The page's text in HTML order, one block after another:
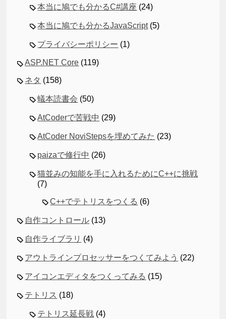
本当に鳩でも分かるC#講座 (24)
本当に鳩でも分かるJavaScript(5)
プライバシーポリシー (1)
ASP.NET Core (119)
ネタ (158)
蟻本読書会 (50)
AtCoderで苦戦中 (29)
AtCoder NoviStepsを埋めてみた (23)
paizaで修行中 (26)
猫並みの知能を手に入れるためにC++に挑戦
(7)
C++でテトリスをつくる (6)
自作コントロール (13)
自作ライブラリ (4)
アウトラインプロセッサーをつくてみよう (22)
アイコンエディタをつくってみる (15)
テトリス (18)
テトリス延長戦 (4)